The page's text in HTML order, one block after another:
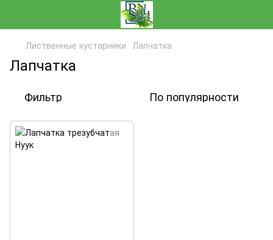
Лиственные кустарники Лапчатка
Лапчатка
Фильтр По популярности